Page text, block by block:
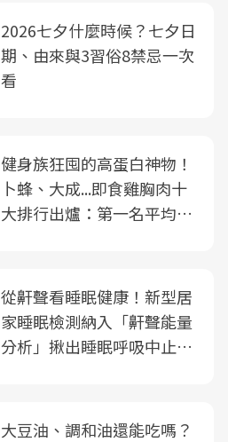
2026七夕什麼時候？七夕日
期、由來與3習俗8禁忌一次
看
健身族狂囤的高蛋白神物！
卜蜂、大成...即食雞胸肉十
大排行出爐：第一名平均一
從鼾聲看睡眠健康！新型居
家睡眠檢測納入「鼾聲能量
分析」揪出睡眠呼吸中止症
大豆油、調和油還能吃嗎？